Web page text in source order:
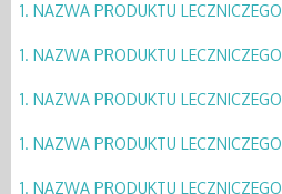
1. NAZWA PRODUKTU LECZNICZEGO
1. NAZWA PRODUKTU LECZNICZEGO
1. NAZWA PRODUKTU LECZNICZEGO
1. NAZWA PRODUKTU LECZNICZEGO
1. NAZWA PRODUKTU LECZNICZEGO